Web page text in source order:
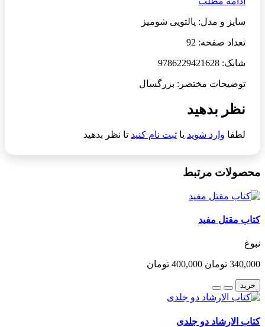
سایز و مدل: پالتویی شومیز
تعداد صفحه: 92
شابک: 9786229421628
توضیحات مختصر: بزرگسال
نظر بدهید
لطفا وارد شوید یا ثبت نام کنید تا نظر بدهید
محصولات مرتبط
کتاب مقتل مفید
نبوغ
340,000 تومان 400,000 تومان
خرید
کتاب الارشاد دو جلدی